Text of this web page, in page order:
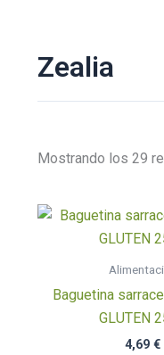
Zealia
Mostrando los 29
Baguetina
GLUTEN
4,69 €